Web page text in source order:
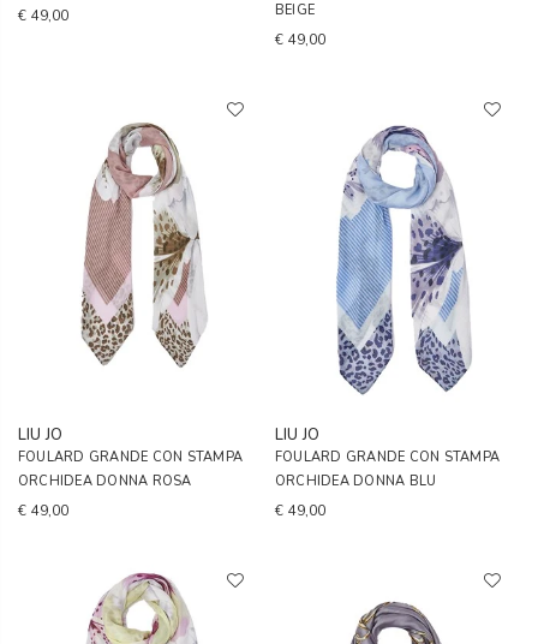
€ 49,00
BEIGE
€ 49,00
LIU JO
FOULARD GRANDE CON STAMPA
ORCHIDEA DONNA ROSA
€ 49,00
LIU JO
FOULARD GRANDE CON STAMPA
ORCHIDEA DONNA BLU
€ 49,00